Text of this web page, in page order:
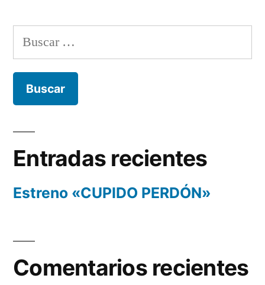
Buscar:
Entradas recientes
Estreno «CUPIDO PERDÓN»
Comentarios recientes